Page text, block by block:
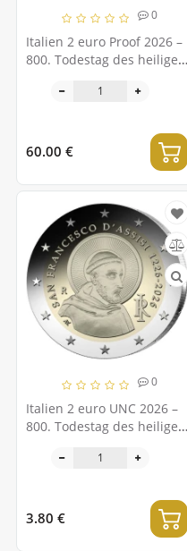
0
Italien 2 euro Proof 2026 –
800. Todestag des heiligen
60.00 €
0
Italien 2 euro UNC 2026 –
800. Todestag des heiligen
3.80 €